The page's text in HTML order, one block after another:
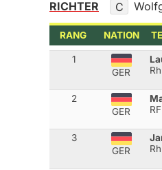
RICHTER
C
RANG NATION
1
GER
2
GER
3
GER